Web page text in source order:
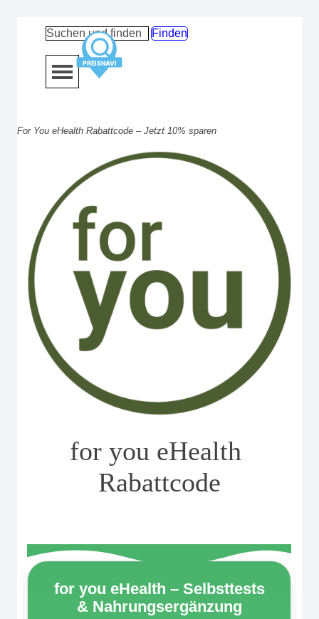
Direkt zum Seiteninhalt
Finden
Menü überspringen
For You eHealth Rabattcode – Jetzt 10% sparen
for you eHealth
Rabattcode
for you eHealth – Selbsttests
& Nahrungsergänzung